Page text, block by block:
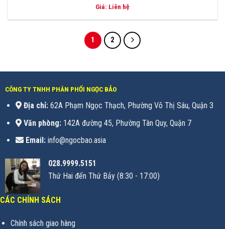
Giá: Liên hệ
1 2
CÔNG TY TNHH PHÂN PHỐI NGỌC BẢO
Địa chỉ:62A Phạm Ngọc Thạch, Phường Võ Thị Sáu, Quận 3
Văn phòng:142A đường 45, Phường Tân Quy, Quận 7
Email:info@ngocbao.asia
028.9999.5151
Thứ Hai đến Thứ Bảy (8:30 - 17:00)
CÁC CHÍNH SÁCH
Chính sách giao hàng